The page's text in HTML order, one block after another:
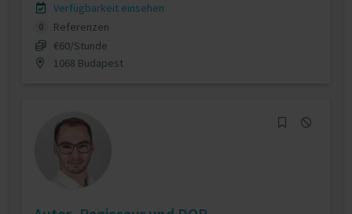
Verfügbarkeit einsehen
0
Referenzen
€60/Stunde
1068 Budapest